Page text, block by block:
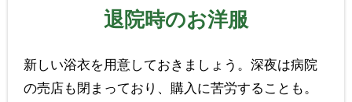
退院時のお洋服
新しい浴衣を用意しておきましょう。深夜は病院
の売店も閉まっており、購入に苦労することも。